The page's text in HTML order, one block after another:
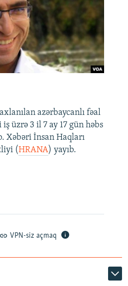
azərbaycanlı fəal
üzrə 3 il 7 ay 17 gün həbs
Xəbəri İnsan Haqları
(HRANA) yayıb.
VPN-siz açmaq